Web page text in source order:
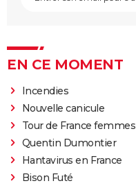
EN CE MOMENT
Incendies
Nouvelle canicule
Tour de France femmes
Quentin Dumontier
Hantavirus en France
Bison Futé